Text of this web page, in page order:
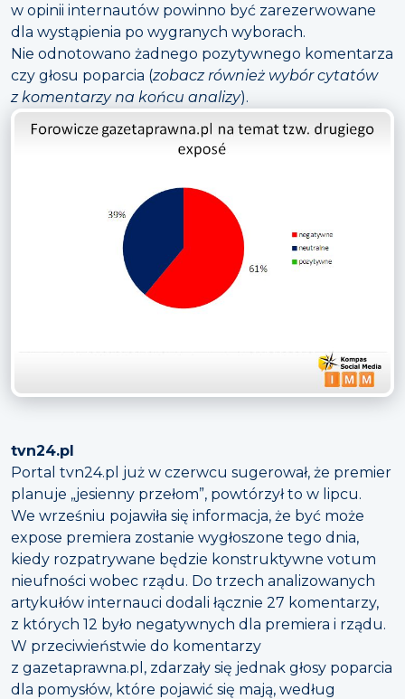
w opinii internautów powinno być zarezerwowane
dla wystąpienia po wygranych wyborach.
Nie odnotowano żadnego pozytywnego komentarza
czy głosu poparcia (zobacz również wybór cytatów
z komentarzy na końcu analizy).
tvn24.pl
Portal tvn24.pl już w czerwcu sugerował, że premier
planuje „jesienny przełom”, powtórzył to w lipcu.
We wrześniu pojawiła się informacja, że być może
expose premiera zostanie wygłoszone tego dnia,
kiedy rozpatrywane będzie konstruktywne votum
nieufności wobec rządu. Do trzech analizowanych
artykułów internauci dodali łącznie 27 komentarzy,
z których 12 było negatywnych dla premiera i rządu.
W przeciwieństwie do komentarzy
z gazetaprawna.pl, zdarzały się jednak głosy poparcia
dla pomysłów, które pojawić się mają, według